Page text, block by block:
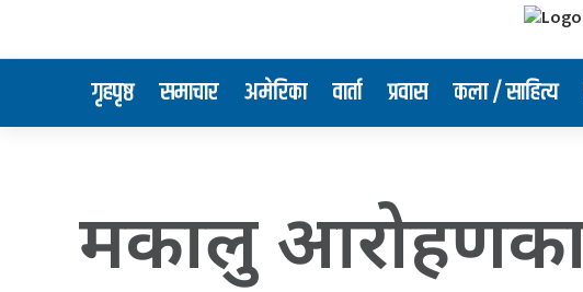
गृहपृष्ठ समाचार अमेरिका वार्ता प्रवास कला / साहित्य
मकालु आरोहणका